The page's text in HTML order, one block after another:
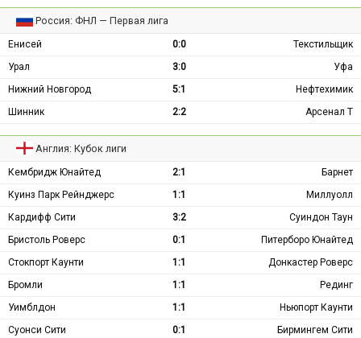
Россия: ФНЛ — Первая лига
Енисей 0:0
Текстильщик
Урал
3:0
Уфа
Нижний Новгород
5:1
Нефтехимик
Шинник
2:2 Арсенал Т
Англия: Кубок лиги
Кембридж Юнайтед 2:1
Барнет
Куинз Парк Рейнджерс
1:1
Миллуолл
Кардифф Сити
3:2
Суиндон Таун
Бристоль Роверс
0:1
Питерборо Юнайтед
Стокпорт Каунти
1:1
Донкастер Роверс
Бромли
1:1
Рединг
Уимблдон
1:1
Ньюпорт Каунти
Суонси Сити
0:1
Бирмингем Сити